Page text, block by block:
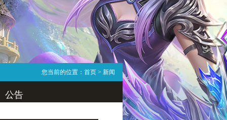
您当前的位置： 首页 > 新闻
公告